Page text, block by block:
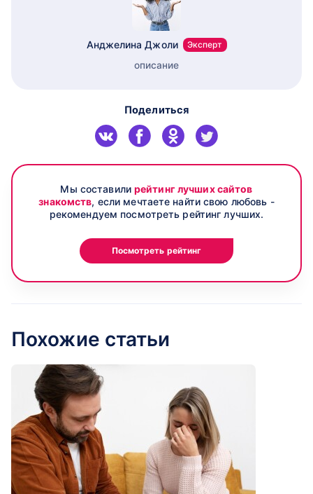
Анджелина Джоли Эксперт
описание
Поделиться
Мы составилирейтинг лучших сайтов
знакомств, если мечтаете найти свою любовь -
рекомендуем посмотреть рейтинг лучших.
Посмотреть рейтинг
Похожие статьи